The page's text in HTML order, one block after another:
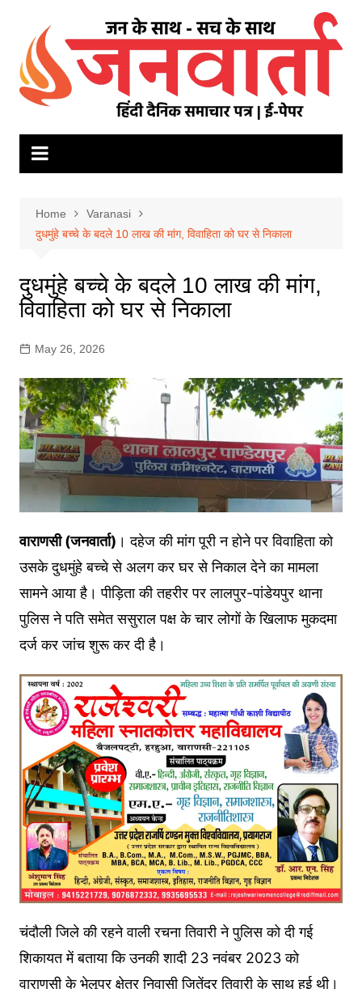
content
Home
Varanasi
दुधमुंहे बच्चे के बदले 10 लाख की मांग, विवाहिता को घर से निकाला
दुधमुंहे बच्चे के बदले 10 लाख की मांग,
विवाहिता को घर से निकाला
May 26, 2026
वाराणसी (जनवार्ता) । दहेज की मांग पूरी न होने पर विवाहिता को
उसके दुधमुंहे बच्चे से अलग कर घर से निकाल देने का मामला
सामने आया है। पीड़िता की तहरीर पर लालपुर-पांडेयपुर थाना
पुलिस ने पति समेत ससुराल पक्ष के चार लोगों के खिलाफ मुकदमा
दर्ज कर जांच शुरू कर दी है।
चंदौली जिले की रहने वाली रचना तिवारी ने पुलिस को दी गई
शिकायत में बताया कि उनकी शादी 23 नवंबर 2023 को
वाराणसी के भेलूपुर क्षेत्र निवासी जितेंद्र तिवारी के साथ हुई थी।